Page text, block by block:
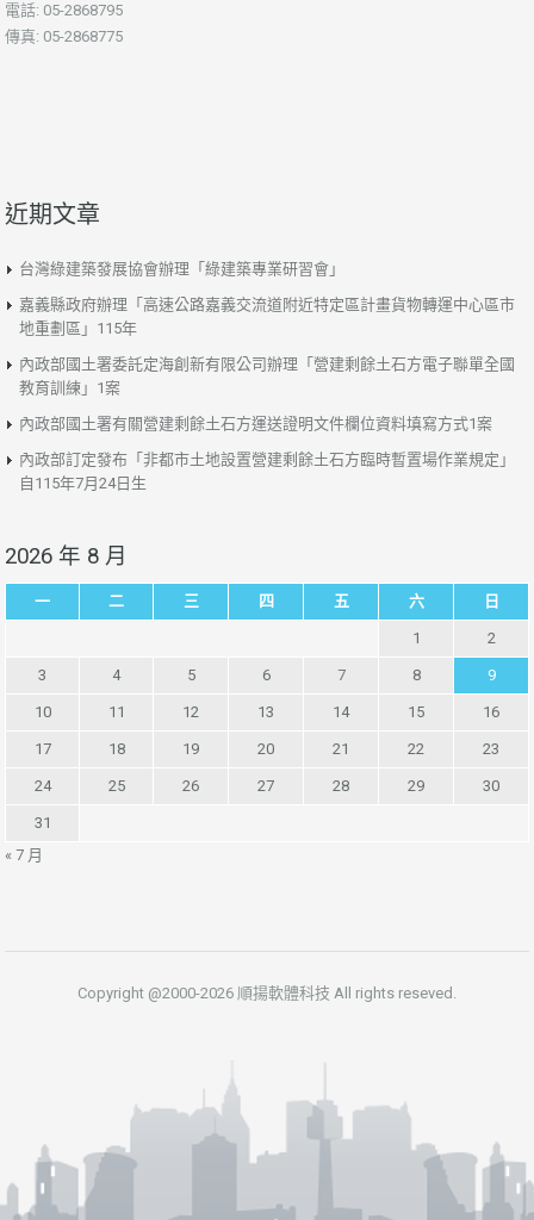
電話: 05-2868795
傳真: 05-2868775
近期文章
台灣綠建築發展協會辦理「綠建築專業研習會」
嘉義縣政府辦理「高速公路嘉義交流道附近特定區計畫貨物轉運中心區市
地重劃區」115年
內政部國土署委託定海創新有限公司辦理「營建剩餘土石方電子聯單全國
教育訓練」1案
內政部國土署有關營建剩餘土石方運送證明文件欄位資料填寫方式1案
內政部訂定發布「非都市土地設置營建剩餘土石方臨時暫置場作業規定」
自115年7月24日生
2026 年 8 月
一 二 三 四 五 六 日
1 2
3 4 5 6 7 8 9
10 11 12 13 14 15 16
17 18 19 20 21 22 23
24 25 26 27 28 29 30
31
« 7 月
Copyright @2000-2026 順揚軟體科技 All rights reseved.